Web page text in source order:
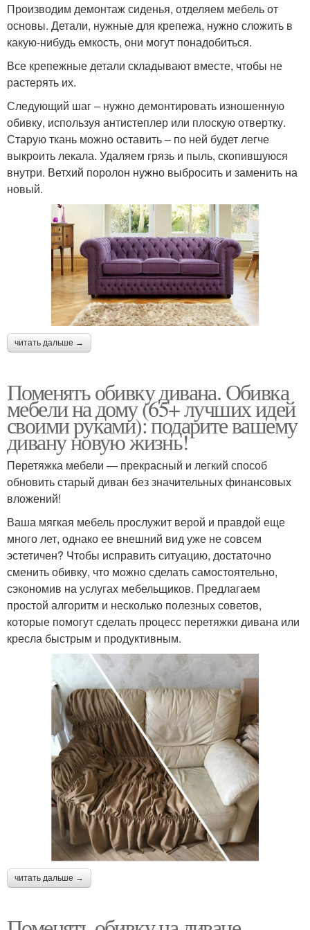
Производим демонтаж сиденья, отделяем мебель от
основы. Детали, нужные для крепежа, нужно сложить в
какую-нибудь емкость, они могут понадобиться.
Все крепежные детали складывают вместе, чтобы не
растерять их.
Следующий шаг – нужно демонтировать изношенную
обивку, используя антистеплер или плоскую отвертку.
Старую ткань можно оставить – по ней будет легче
выкроить лекала. Удаляем грязь и пыль, скопившуюся
внутри. Ветхий поролон нужно выбросить и заменить на
новый.
читать дальше →
Поменять обивку дивана. Обивка
мебели на дому (65+ лучших идей
своими руками): подарите вашему
дивану новую жизнь!
Перетяжка мебели — прекрасный и легкий способ
обновить старый диван без значительных финансовых
вложений!
Ваша мягкая мебель прослужит верой и правдой еще
много лет, однако ее внешний вид уже не совсем
эстетичен? Чтобы исправить ситуацию, достаточно
сменить обивку, что можно сделать самостоятельно,
сэкономив на услугах мебельщиков. Предлагаем
простой алгоритм и несколько полезных советов,
которые помогут сделать процесс перетяжки дивана или
кресла быстрым и продуктивным.
читать дальше →